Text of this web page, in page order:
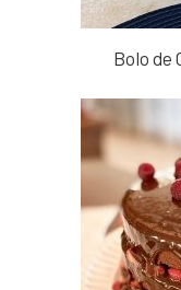
Bolo de